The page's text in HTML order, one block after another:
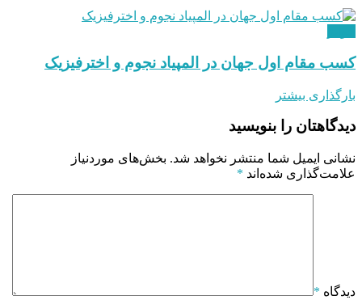
کسب مقام اول جهان در المپیاد نجوم و اخترفیزیک
بارگذاری بیشتر
دیدگاهتان را بنویسید
نشانی ایمیل شما منتشر نخواهد شد. بخش‌های موردنیاز
علامت‌گذاری شده‌اند *
دیدگاه *